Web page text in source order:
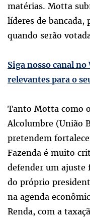
matérias. Motta
líderes de bancada,
quando serão
Siga nosso canal
relevantes para o
Tanto Motta como
Alcolumbre (União
pretendem
Fazenda é muito
defender um ajuste
do próprio
na agenda
Renda, com a